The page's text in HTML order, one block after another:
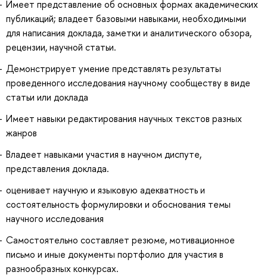
Имеет представление об основных формах академических
публикаций; владеет базовыми навыками, необходимыми
для написания доклада, заметки и аналитического обзора,
рецензии, научной статьи.
Демонстрирует умение представлять результаты
проведенного исследования научному сообществу в виде
статьи или доклада
Имеет навыки редактирования научных текстов разных
жанров
Владеет навыками участия в научном диспуте,
представления доклада.
оценивает научную и языковую адекватность и
состоятельность формулировки и обоснования темы
научного исследования
Самостоятельно составляет резюме, мотивационное
письмо и иные документы портфолио для участия в
разнообразных конкурсах.